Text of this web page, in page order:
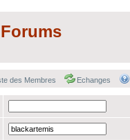
des Membres Echanges